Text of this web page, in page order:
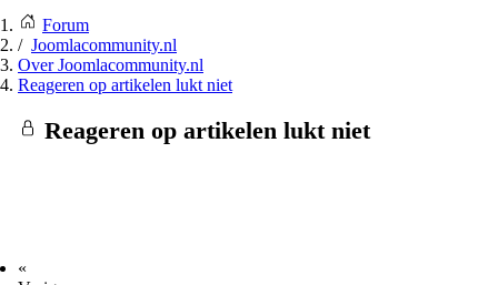
Forum
Joomlacommunity.nl
Over Joomlacommunity.nl
Reageren op artikelen lukt niet
Reageren op artikelen lukt niet
«